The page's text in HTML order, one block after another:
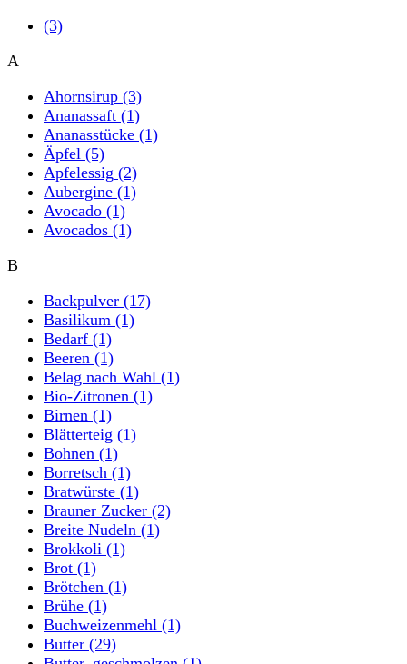
(3)
A
Ahornsirup (3)
Ananassaft (1)
Ananasstücke (1)
Äpfel (5)
Apfelessig (2)
Aubergine (1)
Avocado (1)
Avocados (1)
B
Backpulver (17)
Basilikum (1)
Bedarf (1)
Beeren (1)
Belag nach Wahl (1)
Bio-Zitronen (1)
Birnen (1)
Blätterteig (1)
Bohnen (1)
Borretsch (1)
Bratwürste (1)
Brauner Zucker (2)
Breite Nudeln (1)
Brokkoli (1)
Brot (1)
Brötchen (1)
Brühe (1)
Buchweizenmehl (1)
Butter (29)